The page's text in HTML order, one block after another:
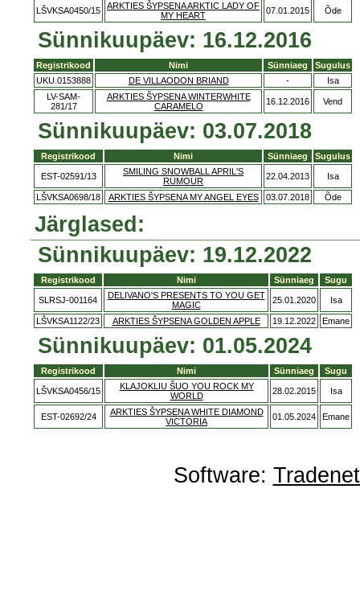
LŠVKSA0450/15
ARKTIES ŠYPSENA ARKTIC LADY OF
MY HEART
07.01.2015 Õde
Sünnikuupäev: 16.12.2016
Registrikood Nimi Sünniaeg
Sugulus
UKU.0153888
DE VILLAODON BRIAND -
Isa
LV-SAM-
281/17
ARKTIES ŠYPSENA WINTERWHITE
CARAMELO
16.12.2016 Vend
Sünnikuupäev: 03.07.2018
Registrikood Nimi Sünniaeg Sugulus
EST-02591/13
SMILING SNOWBALL APRIL'S
RUMOUR
22.04.2013 Isa
LŠVKSA0698/18 ARKTIES ŠYPSENA MY ANGEL EYES 03.07.2018 Õde
Järglased:
Sünnikuupäev: 19.12.2022
Registrikood Nimi Sünniaeg Sugu
SLRSJ-001164
DELIVANO'S PRESENTS TO YOU GET
MAGIC
25.01.2020 Isa
LŠVKSA1122/23 ARKTIES ŠYPSENA GOLDEN APPLE 19.12.2022 Emane
Sünnikuupäev: 01.05.2024
Registrikood Nimi Sünniaeg Sugu
LŠVKSA0456/15
KLAJOKLIU ŠUO YOU ROCK MY
WORLD
28.02.2015 Isa
EST-02692/24
ARKTIES ŠYPSENA WHITE DIAMOND
VICTORIA
01.05.2024 Emane
Software: